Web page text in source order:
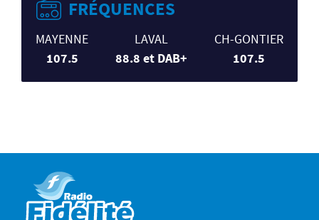
FRÉQUENCES
MAYENNE
107.5
LAVAL
88.8 et DAB+
CH-GONTIER
107.5